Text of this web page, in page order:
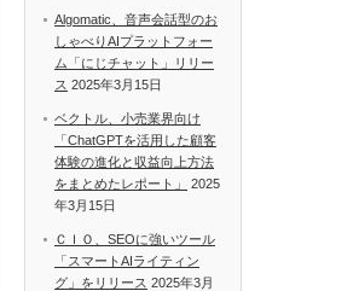
Algomatic、音声会話型のお
しゃべりAIプラットフォー
ム「にじチャット」リリー
ス 2025年3月15日
ベクトル、小売業界向け
「ChatGPTを活用した顧客
体験の進化と収益向上方法
をまとめたレポート」
2025
年3月15日
ＣＩＯ、SEOに強いツール
「スマートAIライティン
グ」をリリース 2025年3月